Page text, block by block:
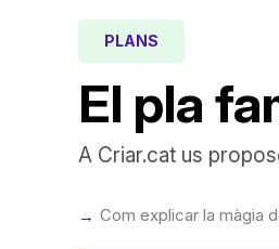
El pla
PLANS
A Criar.cat us
Com explicar la màgia